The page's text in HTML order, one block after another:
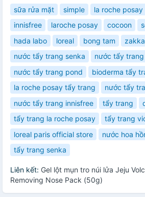
sữa rửa mặt simple la roche posay
innisfree
laroche posay cocoon
hada labo
loreal bong tam zakka
nước tẩy trang senka
nước tẩy
nước tẩy trang pond
bioderma tẩy
la roche posay tẩy trang
nước tẩy
nước tẩy trang innisfree
tẩy trang
tẩy trang la roche posay
tẩy trang
loreal paris official store
nước hoa
tẩy trang senka
Liên kết: Gel lột mụn tro núi lửa Jeju
Removing Nose Pack (50g)